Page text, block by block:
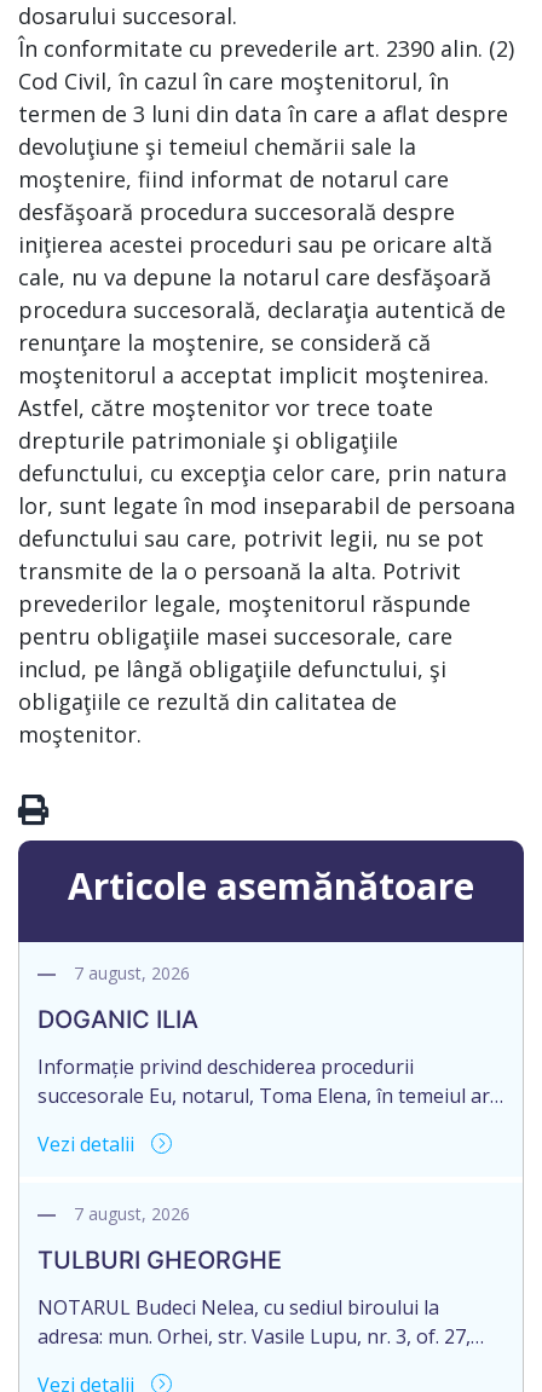
dosarului succesoral.
În conformitate cu prevederile art. 2390 alin. (2)
Cod Civil, în cazul în care moştenitorul, în
termen de 3 luni din data în care a aflat despre
devoluţiune şi temeiul chemării sale la
moştenire, fiind informat de notarul care
desfăşoară procedura succesorală despre
iniţierea acestei proceduri sau pe oricare altă
cale, nu va depune la notarul care desfăşoară
procedura succesorală, declaraţia autentică de
renunţare la moştenire, se consideră că
moştenitorul a acceptat implicit moştenirea.
Astfel, către moştenitor vor trece toate
drepturile patrimoniale şi obligaţiile
defunctului, cu excepţia celor care, prin natura
lor, sunt legate în mod inseparabil de persoana
defunctului sau care, potrivit legii, nu se pot
transmite de la o persoană la alta. Potrivit
prevederilor legale, moştenitorul răspunde
pentru obligaţiile masei succesorale, care
includ, pe lângă obligaţiile defunctului, şi
obligaţiile ce rezultă din calitatea de
moştenitor.
Articole asemănătoare
7 august, 2026
DOGANIC ILIA
Informație privind deschiderea procedurii
succesorale Eu, notarul, Toma Elena, în temeiul art.
notific Moștenitorii/ persoană care are un interes
notariale în urma decesului cet. DOGANIC ILIA,
2007040006216. Eliberarea certificatului de
moștenitor este planificată în prealabil pentru […]
Vezi detalii
7 august, 2026
TULBURI GHEORGHE
NOTARUL Budeci Nelea, cu sediul biroului la
adresa: mun. Orhei, str. Vasile Lupu, nr. 3, of. 27,
Vezi detalii